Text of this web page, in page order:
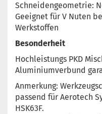
Schneidengeometrie:
Geeignet für V Nuten
Werkstoffen
Besonderheit
Hochleistungs PKD
Aluminiumverbund
Anmerkung:
passend für Aerotech
HSK63F.